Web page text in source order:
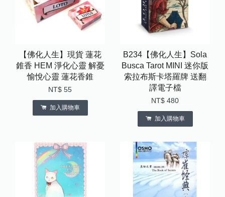
【佛化人生】現貨 蓮花
錐香 HEM 淨化心靈 解憂
愉悅心靈 蓮花香錐
NT$ 55
加入購物車
B234【佛化人生】Sola
Busca Tarot MINI 迷你版
索拉布斯卡塔羅牌 送翻
譯電子檔
NT$ 480
加入購物車